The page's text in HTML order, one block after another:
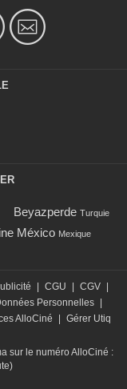
Beyazperde Turquie
México Mexique
CGU CGV
Personnelles
AlloCiné
Gérer Utiq
sur le numéro AlloCiné :